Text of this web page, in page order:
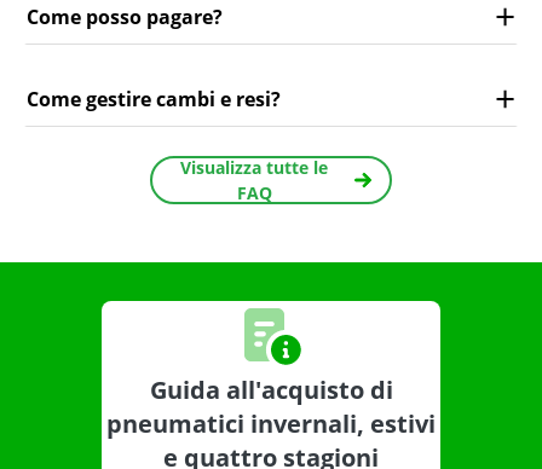
Come posso pagare?
Come gestire cambi e resi?
Visualizza tutte le
FAQ
Guida all'acquisto di
pneumatici invernali, estivi
e quattro stagioni